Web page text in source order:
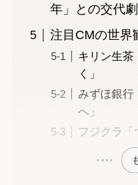
年」との交代劇
注目CMの世界
キリン生茶
く」
みずほ銀行
へ」
フジクラ「